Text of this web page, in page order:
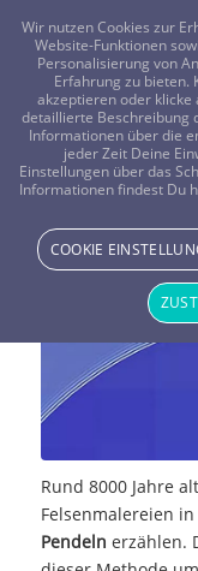
FRAGEN?
Die
Rund 8000 Jahre
Felsenmalereien
Pendeln erzählen.
Wir nutzen Cookies zur
Website-Funktionen
Personalisierung von
Erfahrung zu bieten.
akzeptieren oder klicke
detaillierte Beschreibung
Informationen über die
jeder Zeit Deine
Einstellungen über das
Informationen findest Du
COOKIE